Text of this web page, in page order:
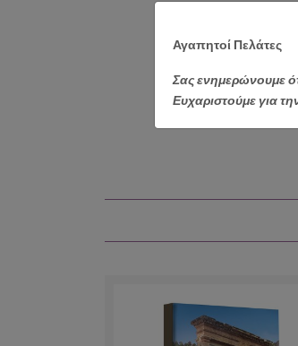
Αγαπητοί Πελάτες
Σας ενημερώνουμε
Ευχαριστούμε για